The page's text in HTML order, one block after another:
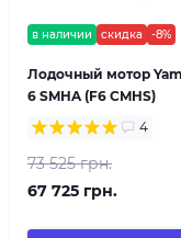
в наличии скидка -8%
Лодочный мотор
6 SMHA (F6 CMHS)
4
73 525 грн.
67 725 грн.